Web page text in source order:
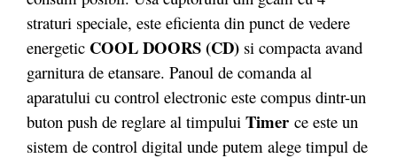
straturi speciale, este eficienta din punct de vedere
energetic COOL DOORS (CD) si compacta avand
garnitura de etansare. Panoul de comanda al
aparatului cu control electronic este compus dintr-un
buton push de reglare al timpului Timer ce este un
sistem de control digital unde putem alege timpul de